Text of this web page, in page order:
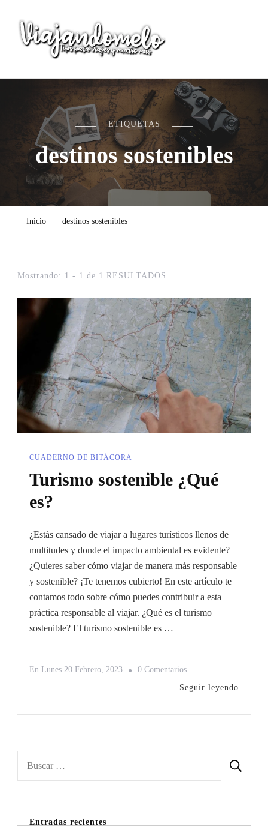
Viajandomelo
Todo lo que necesitas saber en tu próximo viaje
ETIQUETAS
destinos sostenibles
Inicio destinos sostenibles
Mostrando: 1 - 1 de 1 RESULTADOS
CUADERNO DE BITÁCORA
Turismo sostenible ¿Qué
es?
¿Estás cansado de viajar a lugares turísticos llenos de
multitudes y donde el impacto ambiental es evidente?
¿Quieres saber cómo viajar de manera más responsable
y sostenible? ¡Te tenemos cubierto! En este artículo te
contamos todo sobre cómo puedes contribuir a esta
práctica responsable al viajar. ¿Qué es el turismo
sostenible? El turismo sostenible es …
En Lunes 20 Febrero, 2023 0 ComentariosEn
Turismo
Seguir leyendo
Entradas recientes